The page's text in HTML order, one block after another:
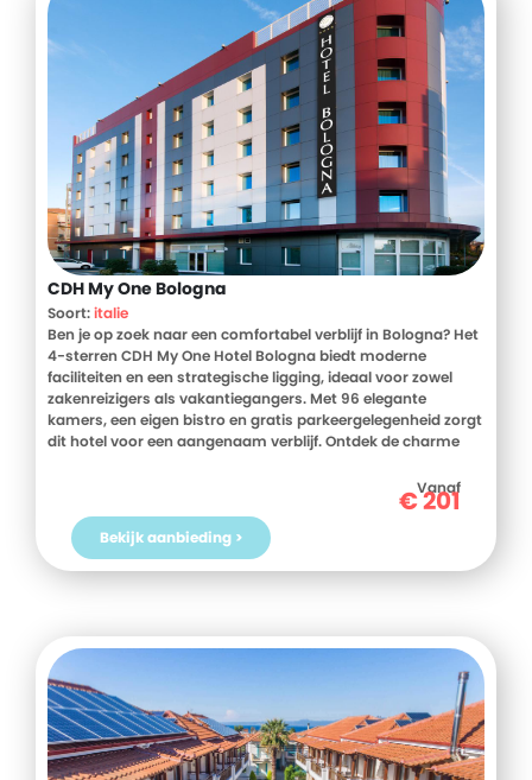
CDH My One Bologna
Soort:italie
Ben je op zoek naar een comfortabel verblijf in Bologna? Het
4-sterren CDH My One Hotel Bologna biedt moderne
faciliteiten en een strategische ligging, ideaal voor zowel
zakenreizigers als vakantiegangers. Met 96 elegante
kamers, een eigen bistro en gratis parkeergelegenheid zorgt
dit hotel voor een aangenaam verblijf. Ontdek de charme
Vanaf
€201
Bekijk aanbieding >